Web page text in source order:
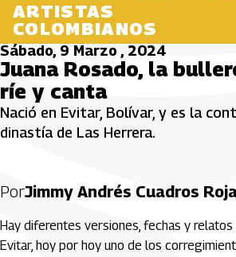
ARTISTAS
COLOMBIANOS
Sábado, 9 Marzo , 2024
Juana Rosado, la
ríe y canta
Nació en Evitar, Bolívar, y es la
dinastía de Las Herrera.
PorJimmy Andrés Cuadros
Hay diferentes versiones, fechas y
Evitar, hoy por hoy uno de los